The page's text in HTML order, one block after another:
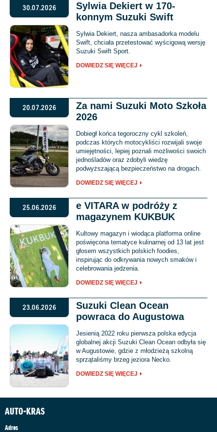
30.07.2026
Sylwia Dekiert w 170-
konnym Suzuki Swift
Sylwia Dekiert, nasza ambasadorka modelu
Swift, chciała przetestować wyścigową wersję
Suzuki Swift Sport.
DOWIEDZ SIĘ WIĘCEJ
20.07.2026
Za nami Suzuki Moto Szkoła
2026
Dobiegł końca tegoroczny cykl szkoleń,
podczas których motocykliści rozwijali swoje
umiejętności, lepiej poznali możliwości swoich
jednośladów oraz zdobyli wiedzę
podwyższającą bezpieczeństwo na drogach.
DOWIEDZ SIĘ WIĘCEJ
25.06.2026
e VITARA w podróży z
magazynem KUKBUK
Kultowy magazyn i wiodąca platforma online
poświęcona tematyce kulinarnej od 13 lat jest
głosem wszystkich polskich foodies,
inspirując do odkrywania nowych smaków i
celebrowania jedzenia.
DOWIEDZ SIĘ WIĘCEJ
23.06.2026
Suzuki Clean Ocean
powraca do Augustowa
Jesienią 2022 roku pierwsza polska edycja
globalnej akcji Suzuki Clean Ocean odbyła się
w Augustowie, gdzie z młodzieżą szkolną
sprzątaliśmy brzeg jeziora Necko.
DOWIEDZ SIĘ WIĘCEJ
AUTO-KRAS
Adres